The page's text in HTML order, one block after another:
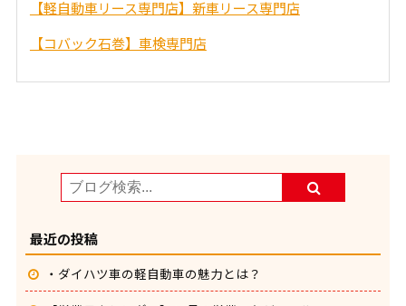
【軽自動車リース専門店】新車リース専門店
【コバック石巻】車検専門店
最近の投稿
・ダイハツ車の軽自動車の魅力とは？